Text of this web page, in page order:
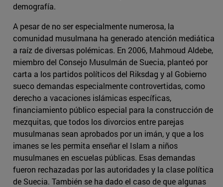
demografía.
A pesar de no ser especialmente numerosa, la
comunidad musulmana ha generado atención mediática
a raíz de diversas polémicas. En 2006, Mahmoud Aldebe,
miembro del Consejo Musulmán de Suecia, planteó por
carta a los partidos políticos del Riksdag y al Gobierno
sueco demandas especialmente controvertidas, como
derecho a vacaciones islámicas específicas,
financiamiento público especial para la construcción de
mezquitas, que todos los divorcios entre parejas
musulmanas sean aprobados por un imán, y que a los
imanes se les permita enseñar el Islam a niños
musulmanes en escuelas públicas. Esas demandas
fueron rechazadas por las autoridades y la clase política
de Suecia. También se ha dado el caso de que algunas